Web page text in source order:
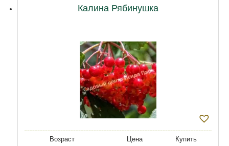
Калина Рябинушка
Возраст Цена Купить